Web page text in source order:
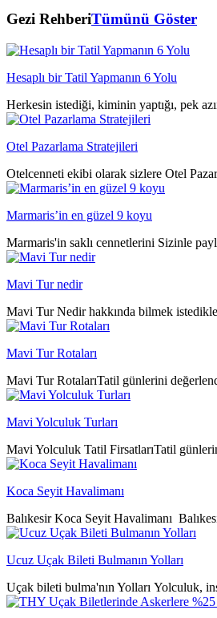
Gezi RehberiTümünü Göster
Hesaplı bir Tatil Yapmanın 6 Yolu
Herkesin istediği, kiminin yaptığı, pek
Otel Pazarlama Stratejileri
Otelcenneti ekibi olarak sizlere Otel
Marmaris’in en güzel 9 koyu
Marmaris'in saklı cennetlerini Sizinle
Mavi Tur nedir
Mavi Tur Nedir hakkında bilmek
Mavi Tur Rotaları
Mavi Tur RotalarıTatil günlerini
Mavi Yolculuk Turları
Mavi Yolculuk Tatil FirsatlarıTatil
Koca Seyit Havalimanı
Balıkesir Koca Seyit Havalimanı
Ucuz Uçak Bileti Bulmanın Yolları
Uçak bileti bulma'nın Yolları Yolculuk,